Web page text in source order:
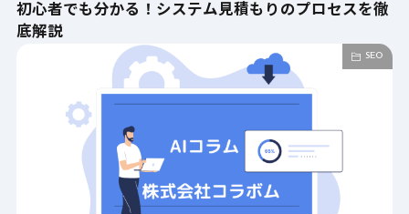
初心者でも分かる！システム見積もりのプロセスを徹
底解説
SEO